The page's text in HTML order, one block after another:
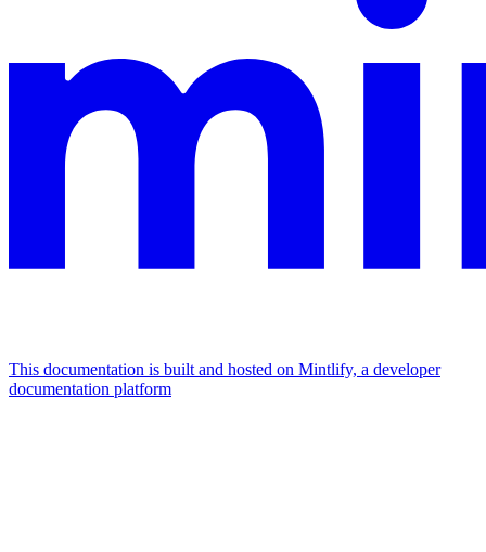
This documentation is built and hosted on Mintlify, a developer
documentation platform